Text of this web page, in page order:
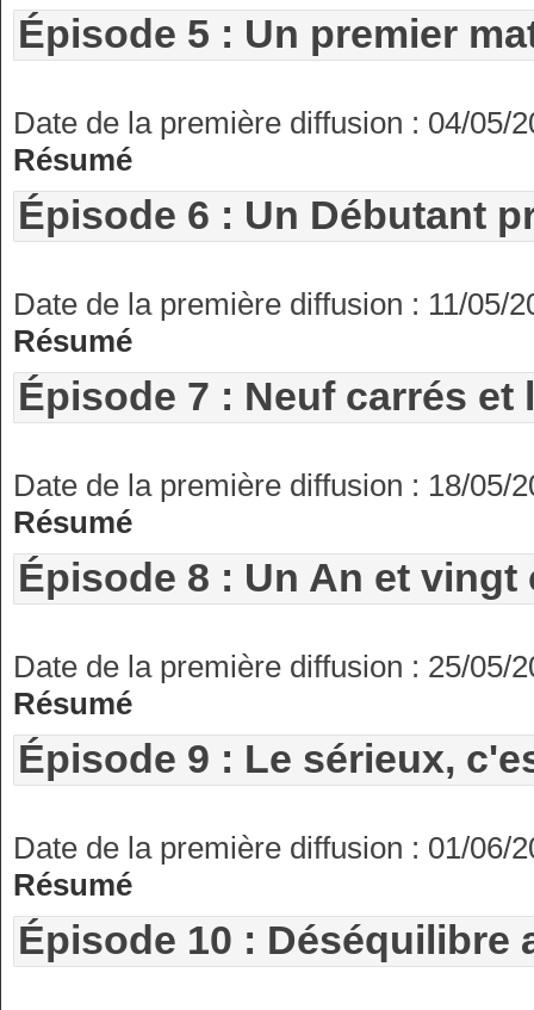
Épisode 5 : Un premier
Date de la première diffusion : 04/05/
Résumé
Épisode 6 : Un Débutant
Date de la première diffusion : 11/05/
Résumé
Épisode 7 : Neuf carrés et
Date de la première diffusion : 18/05/
Résumé
Épisode 8 : Un An et vingt
Date de la première diffusion : 25/05/
Résumé
Épisode 9 : Le sérieux,
Date de la première diffusion : 01/06/
Résumé
Épisode 10 : Déséquilibre